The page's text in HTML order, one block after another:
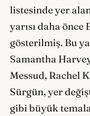
listesinde yer
yarısı daha önce
gösterilmiş. Bu
Samantha
Messud, Rachel
Sürgün, yer
gibi büyük